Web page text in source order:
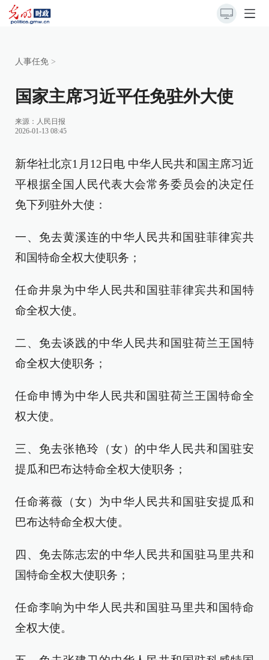
人事任免 >
国家主席习近平任免驻外大使
来源： 人民日报
2026-01-13 08:45
新华社北京1月12日电 中华人民共和国主席习近
平根据全国人民代表大会常务委员会的决定任
免下列驻外大使：
一、免去黄溪连的中华人民共和国驻菲律宾共
和国特命全权大使职务；
任命井泉为中华人民共和国驻菲律宾共和国特
命全权大使。
二、免去谈践的中华人民共和国驻荷兰王国特
命全权大使职务；
任命申博为中华人民共和国驻荷兰王国特命全
权大使。
三、免去张艳玲（女）的中华人民共和国驻安
提瓜和巴布达特命全权大使职务；
任命蒋薇（女）为中华人民共和国驻安提瓜和
巴布达特命全权大使。
四、免去陈志宏的中华人民共和国驻马里共和
国特命全权大使职务；
任命李响为中华人民共和国驻马里共和国特命
全权大使。